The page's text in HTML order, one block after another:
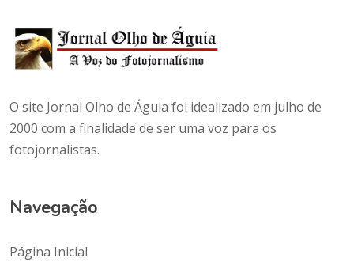
O site Jornal Olho de Águia foi idealizado em julho de
2000 com a finalidade de ser uma voz para os
fotojornalistas.
Navegação
Página Inicial